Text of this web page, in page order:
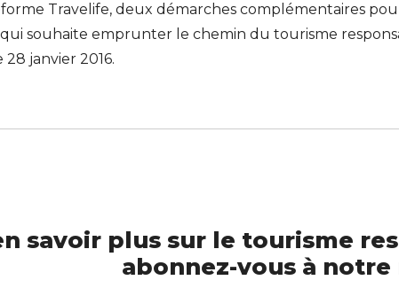
Travelife, deux démarches complémentaires
souhaite emprunter le chemin du tourisme
28 janvier 2016.
savoir plus sur le tourisme
abonnez-vous à